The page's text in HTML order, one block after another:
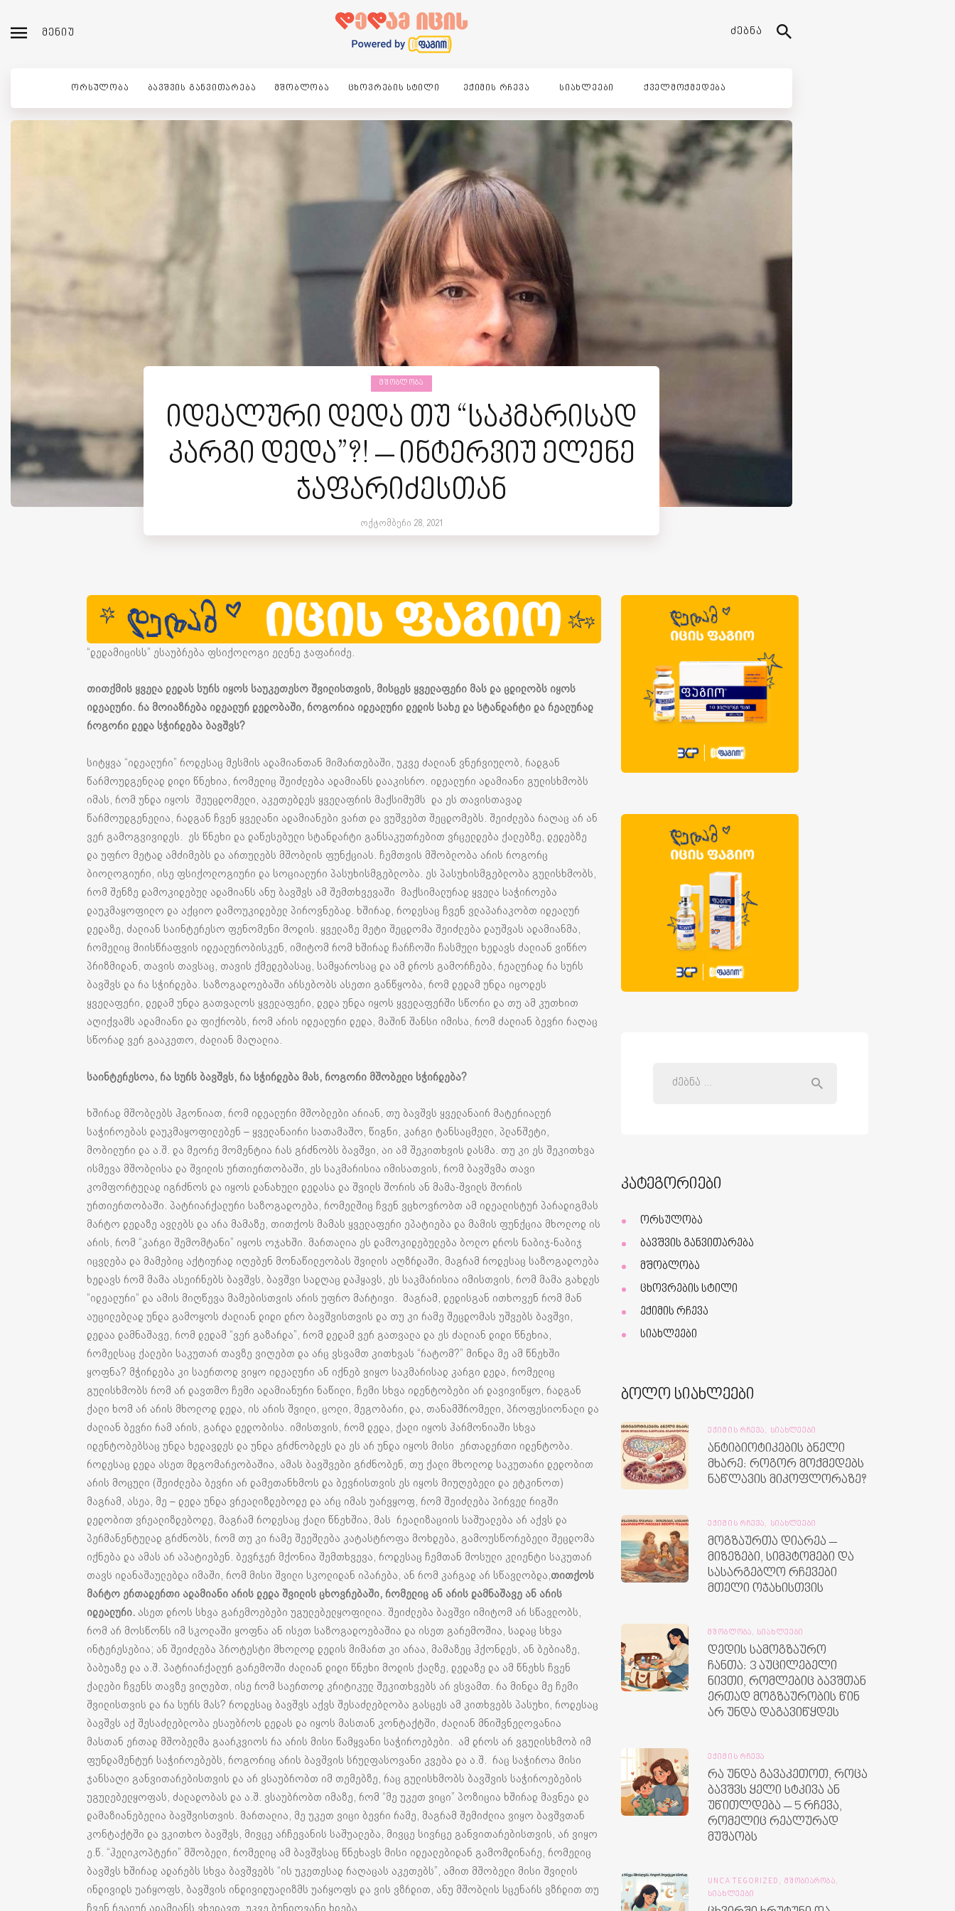
ᲛᲔᲜᲘᲣ ᲫᲔᲑᲜᲐ
ᲝᲠᲡᲣᲚᲝᲑᲐ ᲑᲐᲕᲨᲕᲘᲡ ᲒᲐᲜᲕᲘᲗᲐᲠᲔᲑᲐ ᲛᲨᲝᲑᲚᲝᲑᲐ ᲪᲮᲝᲕᲠᲔᲑᲘᲡ ᲡᲢᲘᲚᲘ ᲔᲥᲘᲛᲘᲡ ᲠᲩᲔᲕᲐ ᲡᲘᲐᲮᲚᲔᲔᲑᲘ ᲥᲕᲔᲚᲛᲝᲥᲛᲔᲓᲔᲑᲐ
ᲛᲨᲝᲑᲚᲝᲑᲐ
იდეალური დედა თუ “საკმარისად
კარგი დედა”?! – ინტერვიუ ელენე
ჯაფარიძესთან
ოქტომბერი 28, 2021
“დედამიცისს” ესაუბრება ფსიქოლოგი ელენე ჯაფარიძე.
თითქმის ყველა დედას სურს იყოს საუკეთესო შვილისთვის, მისცეს ყველაფერი მას და ცდილობს იყოს
იდეალური. რა მოიაზრება იდეალურ დედობაში, როგორია იდეალური დედის სახე და სტანდარტი და რეალურად
როგორი დედა სჭირდება ბავშვს?
სიტყვა “იდეალური” როდესაც მესმის ადამიანთან მიმართებაში, უკვე ძალიან ვნერვიულობ, რადგან
წარმოუდგენლად დიდი წნეხია, რომელიც შეიძლება ადამიანს დააკისრო. იდეალური ადამიანი გულისხმობს
იმას, რომ უნდა იყოს შეუცდომელი, აკეთებდეს ყველაფრის მაქსიმუმს და ეს თავისთავად
წარმოუდგენელია, რადგან ჩვენ ყველანი ადამიანები ვართ და ვუშვებთ შეცდომებს. შეიძლება რაღაც არ ან
ვერ გამოგვივიდეს. ეს წნეხი და დაწესებული სტანდარტი განსაკუთრებით ვრცელდება ქალებზე, დედებზე
და უფრო მეტად ამძიმებს და ართულებს მშობლის ფუნქციას. ჩემთვის მშობლობა არის როგორც
ბიოლოგიური, ისე ფსიქოლოგიური და სოციალური პასუხისმგებლობა. ეს პასუხისმგებლობა გულისხმობს,
რომ შენზე დამოკიდებულ ადამიანს ანუ ბავშვს ამ შემთხვევაში მაქსიმალურად ყველა საჭიროება
დაუკმაყოფილო და აქციო დამოუკიდებელ პიროვნებად. ხშირად, როდესაც ჩვენ ვლაპარაკობთ იდეალურ
დედაზე, ძალიან საინტერესო ფენომენი მოდის. ყველაზე მეტი შეცდომა შეიძლება დაუშვას ადამიანმა,
რომელიც მიისწრაფვის იდეალურობისკენ, იმიტომ რომ ხშირად ჩარჩოში ჩასმული ხედავს ძალიან ვიწრო
პრიზმიდან, თავის თავსაც, თავის ქმედებასაც, სამყაროსაც და ამ დროს გამორჩება, რეალურად რა სურს
ბავშვს და რა სჭირდება. საზოგადოებაში არსებობს ასეთი განწყობა, რომ დედამ უნდა იცოდეს
ყველაფერი, დედამ უნდა გათვალოს ყველაფერი, დედა უნდა იყოს ყველაფერში სწორი და თუ ამ კუთხით
აღიქვამს ადამიანი და ფიქრობს, რომ არის იდეალური დედა, მაშინ შანსი იმისა, რომ ძალიან ბევრი რაღაც
სწორად ვერ გააკეთო, ძალიან მაღალია.
საინტერესოა, რა სურს ბავშვს, რა სჭირდება მას, როგორი მშობელი სჭირდება?
ხშირად მშობლებს ჰგონიათ, რომ იდეალური მშობლები არიან, თუ ბავშვს ყველანაირ მატერიალურ
საჭიროებას დაუკმაყოფილებენ – ყველანაირი სათამაშო, წიგნი, კარგი ტანსაცმელი, პლანშეტი,
მობილური და ა.შ. და მეორე მომენტია რას გრძნობს ბავშვი, აი ამ შეკითხვის დასმა. თუ კი ეს შეკითხვა
ისმევა მშობლისა და შვილის ურთიერთობაში, ეს საკმარისია იმისათვის, რომ ბავშვმა თავი
კომფორტულად იგრძნოს და იყოს დანახული დედასა და შვილს შორის ან მამა-შვილს შორის
ურთიერთობაში. პატრიარქალური საზოგადოება, რომელშიც ჩვენ ვცხოვრობთ ამ იდეალისტურ პარადიგმას
მარტო დედაზე ავლებს და არა მამაზე, თითქოს მამას ყველაფერი ეპატიება და მამის ფუნქცია მხოლოდ ის
არის, რომ “კარგი შემომტანი” იყოს ოჯახში. მართალია ეს დამოკიდებულება ბოლო დროს ნაბიჯ-ნაბიჯ
იცვლება და მამებიც აქტიურად იღებენ მონაწილეობას შვილის აღზრდაში, მაგრამ როდესაც საზოგადოება
ხედავს რომ მამა ასეირნებს ბავშვს, ბავშვი სადღაც დაჰყავს, ეს საკმარისია იმისთვის, რომ მამა გახდეს
“იდეალური“ და ამის მიღწევა მამებისთვის არის უფრო მარტივი. მაგრამ, დედისგან ითხოვენ რომ მან
აუცილებლად უნდა გამოყოს ძალიან დიდი დრო ბავშვისთვის და თუ კი რამე შეცდომას უშვებს ბავშვი,
დედაა დამნაშავე, რომ დედამ “ვერ გაზარდა”, რომ დედამ ვერ გათვალა და ეს ძალიან დიდი წნეხია,
რომელსაც ქალები საკუთარ თავზე ვიღებთ და არც ვსვამთ კითხვას “რატომ?” მინდა მე ამ წნეხში
ყოფნა? მჭირდება კი საერთოდ ვიყო იდეალური ან იქნებ ვიყო საკმარისად კარგი დედა, რომელიც
გულისხმობს რომ არ დავთმო ჩემი ადამიანური ნაწილი, ჩემი სხვა იდენტობები არ დავივიწყო, რადგან
ქალი ხომ არ არის მხოლოდ დედა, ის არის შვილი, ცოლი, მეგობარი, და, თანამშრომელი, პროფესიონალი და
ძალიან ბევრი რამ არის, გარდა დედობისა. იმისთვის, რომ დედა, ქალი იყოს ჰარმონიაში სხვა
იდენტობებსაც უნდა ხედავდეს და უნდა გრძნობდეს და ეს არ უნდა იყოს მისი ერთადერთი იდენტობა.
როდესაც დედა ასეთ მდგომარეობაშია, ამას ბავშვები გრძნობენ, თუ ქალი მხოლოდ საკუთარი დედობით
არის მოცული (შეიძლება ბევრი არ დამეთანხმოს და ბევრისთვის ეს იყოს მიუღებელი და ეტკინოთ)
მაგრამ, ასეა, მე – დედა უნდა ვრეალიზდებოდე და არც იმას უარვყოფ, რომ შეიძლება პირველ რიგში
დედობით ვრეალიზდებოდე, მაგრამ როდესაც ქალი წნეხშია, მას რეალიზაციის საშუალება არ აქვს და
პერმანენტულად გრძნობს, რომ თუ კი რამე შეეშლება კატასტროფა მოხდება, გამოუსწორებელი შეცდომა
იქნება და ამას არ აპატიებენ. ბევრჯერ მქონია შემთხვევა, როდესაც ჩემთან მოსული კლიენტი საკუთარ
თავს იდანაშაულებდა იმაში, რომ მისი შვილი სკოლიდან იპარება, ან რომ კარგად არ სწავლობდა,თითქოს
მარტო ერთადერთი ადამიანი არის დედა შვილის ცხოვრებაში, რომელიც ან არის დამნაშავე ან არის
იდეალური. ასეთ დროს სხვა გარემოებები უგულებელყოფილია. შეიძლება ბავშვი იმიტომ არ სწავლობს,
რომ არ მოსწონს იმ სკოლაში ყოფნა ან ისეთ საზოგადოებაშია და ისეთ გარემოშია, სადაც სხვა
ინტერესებია; ან შეიძლება პროტესტი მხოლოდ დედის მიმართ კი არაა, მამაზეც ჰქონდეს, ან ბებიაზე,
ბაბუაზე და ა.შ. პატრიარქალურ გარემოში ძალიან დიდი წნეხი მოდის ქალზე, დედაზე და ამ წნეხს ჩვენ
ქალები ჩვენს თავზე ვიღებთ, ისე რომ საერთოდ კრიტიკულ შეკითხვებს არ ვსვამთ. რა მინდა მე ჩემი
შვილისთვის და რა სურს მას? როდესაც ბავშვს აქვს შესაძლებლობა გასცეს ამ კითხვებს პასუხი, როდესაც
ბავშვს აქ შესაძლებლობა ესაუბროს დედას და იყოს მასთან კონტაქტში, ძალიან მნიშვნელოვანია
მასთან ერთად მშობელმა გაარკვიოს რა არის მისი წამყვანი საჭიროებები. ამ დროს არ ვგულისხმობ იმ
ფუნდამენტურ საჭიროებებს, როგორიც არის ბავშვის სრულფასოვანი კვება და ა.შ. რაც საჭიროა მისი
ჯანსაღი განვითარებისთვის და არ ვსაუბრობთ იმ თემებზე, რაც გულისხმობს ბავშვის საჭიროებების
უგულებელყოფას, ძალადობას და ა.შ. ვსაუბრობთ იმაზე, რომ “მე უკეთ ვიცი” პოზიცია ხშირად მავნეა და
დამაზიანებელია ბავშვისთვის. მართალია, მე უკეთ ვიცი ბევრი რამე, მაგრამ შემიძლია ვიყო ბავშვთან
კონტაქტში და ვკითხო ბავშვს, მივცე არჩევანის საშუალება, მივცე სივრცე განვითარებისთვის, არ ვიყო
ე.წ. “ჰელიკოპტერი” მშობელი, რომელიც ამ ბავშვსაც წნეხავს მისი იდეალებიდან გამომდინარე, რომელიც
ბავშვს ხშირად ადარებს სხვა ბავშვებს “ის უკეთესად რაღაცას აკეთებს”, ამით მშობელი მისი შვილის
ინდივიდს უარყოფს, ბავშვის ინდივიდუალიზმს უარყოფს და ვის ვზრდით, ანუ მშობლის სცენარს ვზრდით თუ
ჩვენ რეალურ ადამიანს ვხედავთ, უკვე ბუნდოვანი ხდება.
კატეგორიები
ორსულობა
ბავშვის განვითარება
მშობლობა
ცხოვრების სტილი
ექიმის რჩევა
სიახლეები
ბოლო სიახლეები
ᲔᲥᲘᲛᲘᲡ ᲠᲩᲔᲕᲐ, ᲡᲘᲐᲮᲚᲔᲔᲑᲘ
ანტიბიოტიკების ბნელი
მხარე: როგორ მოქმედებს
ნაწლავის მიკოფლორაზე?
ᲔᲥᲘᲛᲘᲡ ᲠᲩᲔᲕᲐ, ᲡᲘᲐᲮᲚᲔᲔᲑᲘ
მოგზაურთა დიარეა –
მიზეზები, სიმპტომები და
სასარგებლო რჩევები
მთელი ოჯახისთვის
ᲛᲨᲝᲑᲚᲝᲑᲐ, ᲡᲘᲐᲮᲚᲔᲔᲑᲘ
დედის სამოგზაურო
ჩანთა: 3 აუცილებელი
ნივთი, რომლებიც ბავშთან
ერთად მოგზაურობის წინ
არ უნდა დაგავიწყდეს
ᲔᲥᲘᲛᲘᲡ ᲠᲩᲔᲕᲐ
რა უნდა გავაკეთოთ, როცა
ბავშვს ყელი სტკივა ან
უწითლდება – 5 რჩევა,
რომელიც რეალურად
მუშაობს
UNCATEGORIZED, ᲛᲨᲝᲑᲘᲐᲠᲝᲑᲐ,
ᲡᲘᲐᲮᲚᲔᲔᲑᲘ